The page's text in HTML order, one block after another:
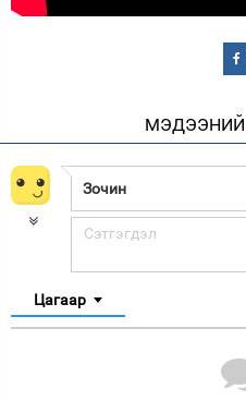
МЭДЭЭНИЙ
Цагаар